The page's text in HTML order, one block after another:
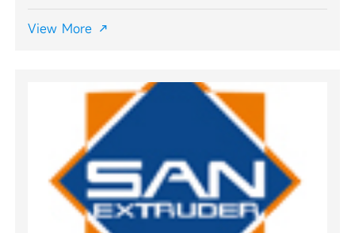
点如下：开机前检查（每次启动前必做）- 确认设备总电源、冷却水
路、气路连接正常，无泄漏或松动情况。- 检查螺杆、料
View More 